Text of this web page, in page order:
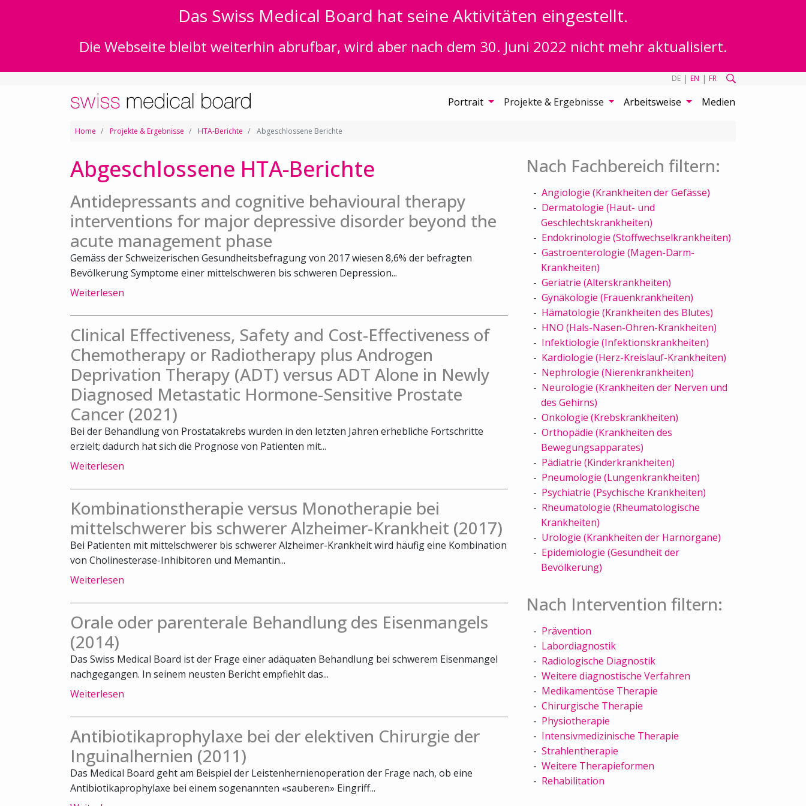
Das Swiss Medical Board hat seine Aktivitäten eingestellt.
Die Webseite bleibt weiterhin abrufbar, wird aber nach dem 30. Juni 2022 nicht mehr aktualisiert.
DE | EN | FR
Portrait Projekte & Ergebnisse Arbeitsweise Medien
Home Projekte & Ergebnisse HTA-Berichte Abgeschlossene Berichte
Abgeschlossene HTA-Berichte
Antidepressants and cognitive behavioural therapy
interventions for major depressive disorder beyond the
acute management phase
Gemäss der Schweizerischen Gesundheitsbefragung von 2017 wiesen 8,6% der befragten
Bevölkerung Symptome einer mittelschweren bis schweren Depression...
Weiterlesen
Clinical Effectiveness, Safety and Cost-Effectiveness of
Chemotherapy or Radiotherapy plus Androgen
Deprivation Therapy (ADT) versus ADT Alone in Newly
Diagnosed Metastatic Hormone-Sensitive Prostate
Cancer (2021)
Bei der Behandlung von Prostatakrebs wurden in den letzten Jahren erhebliche Fortschritte
erzielt; dadurch hat sich die Prognose von Patienten mit...
Weiterlesen
Kombinationstherapie versus Monotherapie bei
mittelschwerer bis schwerer Alzheimer-Krankheit (2017)
Bei Patienten mit mittelschwerer bis schwerer Alzheimer-Krankheit wird häufig eine Kombination
von Cholinesterase-Inhibitoren und Memantin...
Weiterlesen
Orale oder parenterale Behandlung des Eisenmangels
(2014)
Das Swiss Medical Board ist der Frage einer adäquaten Behandlung bei schwerem Eisenmangel
nachgegangen. In seinem neusten Bericht empfiehlt das...
Weiterlesen
Antibiotikaprophylaxe bei der elektiven Chirurgie der
Inguinalhernien (2011)
Das Medical Board geht am Beispiel der Leistenhernienoperation der Frage nach, ob eine
Antibiotikaprophylaxe bei einem sogenannten «sauberen» Eingriff...
Nach Fachbereich filtern:
Angiologie (Krankheiten der Gefässe)
Dermatologie (Haut- und
Geschlechtskrankheiten)
Endokrinologie (Stoffwechselkrankheiten)
Gastroenterologie (Magen-Darm-
Krankheiten)
Geriatrie (Alterskrankheiten)
Gynäkologie (Frauenkrankheiten)
Hämatologie (Krankheiten des Blutes)
HNO (Hals-Nasen-Ohren-Krankheiten)
Infektiologie (Infektionskrankheiten)
Kardiologie (Herz-Kreislauf-Krankheiten)
Nephrologie (Nierenkrankheiten)
Neurologie (Krankheiten der Nerven und
des Gehirns)
Onkologie (Krebskrankheiten)
Orthopädie (Krankheiten des
Bewegungsapparates)
Pädiatrie (Kinderkrankheiten)
Pneumologie (Lungenkrankheiten)
Psychiatrie (Psychische Krankheiten)
Rheumatologie (Rheumatologische
Krankheiten)
Urologie (Krankheiten der Harnorgane)
Epidemiologie (Gesundheit der
Bevölkerung)
Nach Intervention filtern:
Prävention
Labordiagnostik
Radiologische Diagnostik
Weitere diagnostische Verfahren
Medikamentöse Therapie
Chirurgische Therapie
Physiotherapie
Intensivmedizinische Therapie
Strahlentherapie
Weitere Therapieformen
Rehabilitation